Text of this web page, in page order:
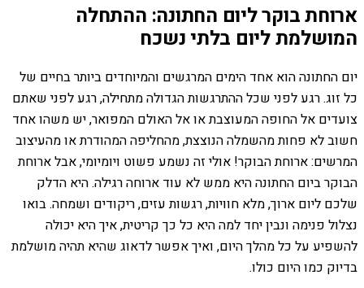
ארוחת בוקר ליום החתונה: ההתחלה
המושלמת ליום בלתי נשכח
יום החתונה הוא אחד הימים המרגשים והמיוחדים ביותר בחיים של
כל זוג. רגע לפני שכל ההתרגשות הגדולה מתחילה, רגע לפני שאתם
צועדים אל החופה המעוצבת או אל האולם המפואר, יש משהו אחד
חשוב לא פחות מהשמלה הנוצצת, מהחליפה המהודרת או מהעיצוב
המרשים: ארוחת הבוקר! אולי זה נשמע פשוט ויומיומי, אבל ארוחת
הבוקר ביום החתונה היא ממש לא עוד ארוחה רגילה. היא הדלק
שלכם ליום ארוך, מלא חוויות, רגשות עזים, ריקודים ושמחה. בואו
נצלול פנימה ונבין יחד למה היא כל כך קריטית, איך היא יכולה
להשפיע על כל מהלך היום, ואיך אפשר לדאוג שהיא תהיה מושלמת
בדיוק כמו היום כולו.